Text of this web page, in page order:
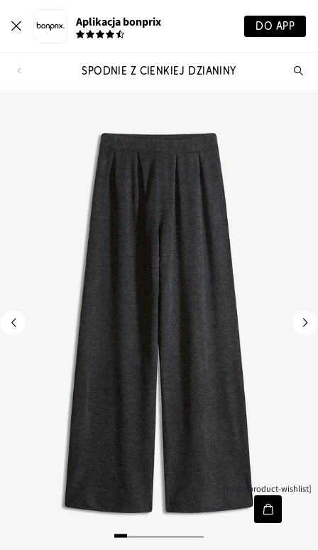
Aplikacja bonprix DO APP
SPODNIE Z CIENKIEJ DZIANINY
[node-product-wishlist]